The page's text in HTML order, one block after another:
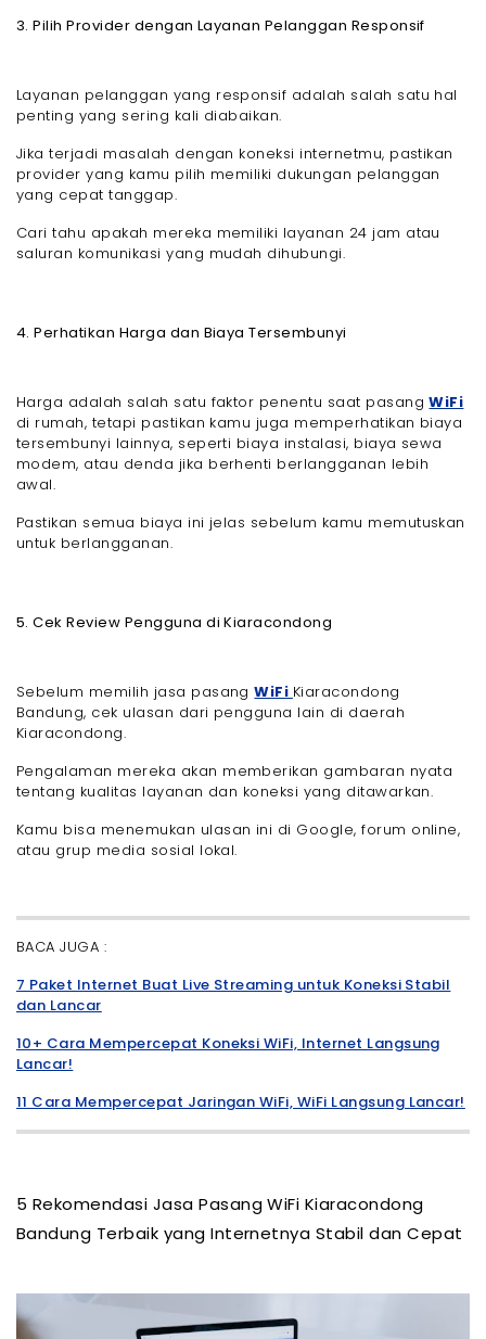
3. Pilih Provider dengan Layanan Pelanggan Responsif
Layanan pelanggan yang responsif adalah salah satu hal
penting yang sering kali diabaikan.
Jika terjadi masalah dengan koneksi internetmu, pastikan
provider yang kamu pilih memiliki dukungan pelanggan
yang cepat tanggap.
Cari tahu apakah mereka memiliki layanan 24 jam atau
saluran komunikasi yang mudah dihubungi.
4. Perhatikan Harga dan Biaya Tersembunyi
Harga adalah salah satu faktor penentu saat pasangWiFi
di rumah, tetapi pastikan kamu juga memperhatikan biaya
tersembunyi lainnya, seperti biaya instalasi, biaya sewa
modem, atau denda jika berhenti berlangganan lebih
awal.
Pastikan semua biaya ini jelas sebelum kamu memutuskan
untuk berlangganan.
5. Cek Review Pengguna di Kiaracondong
Sebelum memilih jasa pasangWiFi Kiaracondong
Bandung, cek ulasan dari pengguna lain di daerah
Kiaracondong.
Pengalaman mereka akan memberikan gambaran nyata
tentang kualitas layanan dan koneksi yang ditawarkan.
Kamu bisa menemukan ulasan ini di Google, forum online,
atau grup media sosial lokal.
BACA JUGA :
7 Paket Internet Buat Live Streaming untuk Koneksi Stabil
dan Lancar
10+ Cara Mempercepat Koneksi WiFi, Internet Langsung
Lancar!
11 Cara Mempercepat Jaringan WiFi, WiFi Langsung Lancar!
5 Rekomendasi Jasa Pasang WiFi Kiaracondong
Bandung Terbaik yang Internetnya Stabil dan Cepat